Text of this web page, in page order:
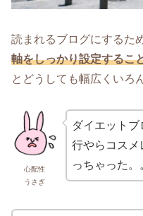
読まれるブログにするた
軸をしっかり設定するこ
とどうしても幅広くいろ
心配性
うさぎ
ダイエット
行やらコス
っちゃった。